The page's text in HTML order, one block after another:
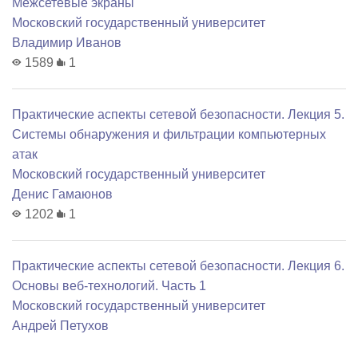
Межсетевые экраны
Московский государственный университет
Владимир Иванов
1589
1
Практические аспекты сетевой безопасности. Лекция 5.
Системы обнаружения и фильтрации компьютерных
атак
Московский государственный университет
Денис Гамаюнов
1202
1
Практические аспекты сетевой безопасности. Лекция 6.
Основы веб-технологий. Часть 1
Московский государственный университет
Андрей Петухов